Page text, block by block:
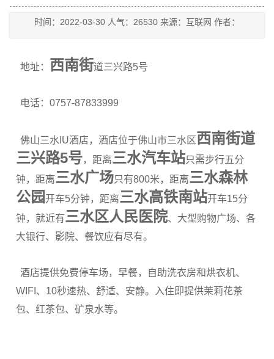
时间：2022-03-30 人气：26530 来源：互联网 作者：
地址： 西南街道三兴路5号
电话：0757-87833999
佛山三水IU酒店，酒店位于佛山市三水区西南街道
三兴路5号，距离三水汽车站只需步行五分
钟，距离三水广场只有800米，距离三水森林
公园开车5分钟，距离三水高铁南站开车15分
钟，就近有三水区人民医院、大型购物广场、各
大银行、影院、餐饮应有尽有。
酒店提供免费停车场，早餐，自助洗衣房和烘衣机、
WIFI、10秒速热、舒适、安静。入住即提供茉莉花茶
包、红茶包、矿泉水等。